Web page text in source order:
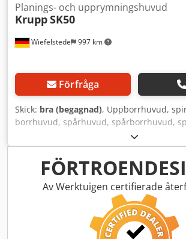
Wiefelstede 997 km
Planings- och upprymningshuvud
KruppSK50
Förfråga
Skick: bra (begagnad), Uppborrhuvud,
borrhuvud, spårhuvud, spårborrhuvud,
uppborrningshuvud - Fattning: SK50 - Min.
borrningsdiameter: 95 mm - Max.
mm - Väska - Mått: 400/170/H140 mm
Acgsa - Vikt: 12 kg
Av Werktuigen certifierade